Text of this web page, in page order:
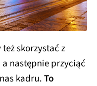
skorzystać z
następnie przyciąć
kadru.To